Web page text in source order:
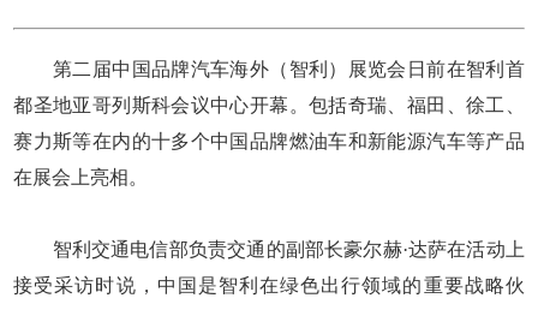
第二届中国品牌汽车海外（智利）展览会日前在智利首
都圣地亚哥列斯科会议中心开幕。包括奇瑞、福田、徐工、
赛力斯等在内的十多个中国品牌燃油车和新能源汽车等产品
在展会上亮相。
智利交通电信部负责交通的副部长豪尔赫·达萨在活动上
接受采访时说，中国是智利在绿色出行领域的重要战略伙